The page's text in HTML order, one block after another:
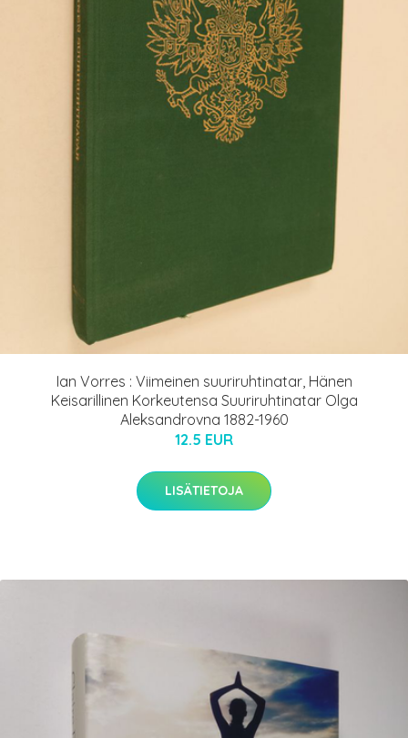
Ian Vorres : Viimeinen suuriruhtinatar, Hänen
Keisarillinen Korkeutensa Suuriruhtinatar Olga
Aleksandrovna 1882-1960
12.5 EUR
LISÄTIETOJA